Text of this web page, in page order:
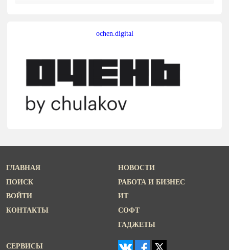
ochen.digital
ГЛАВНАЯ
ПОИСК
ВОЙТИ
КОНТАКТЫ
НОВОСТИ
РАБОТА И БИЗНЕС
ИТ
СОФТ
ГАДЖЕТЫ
СЕРВИСЫ